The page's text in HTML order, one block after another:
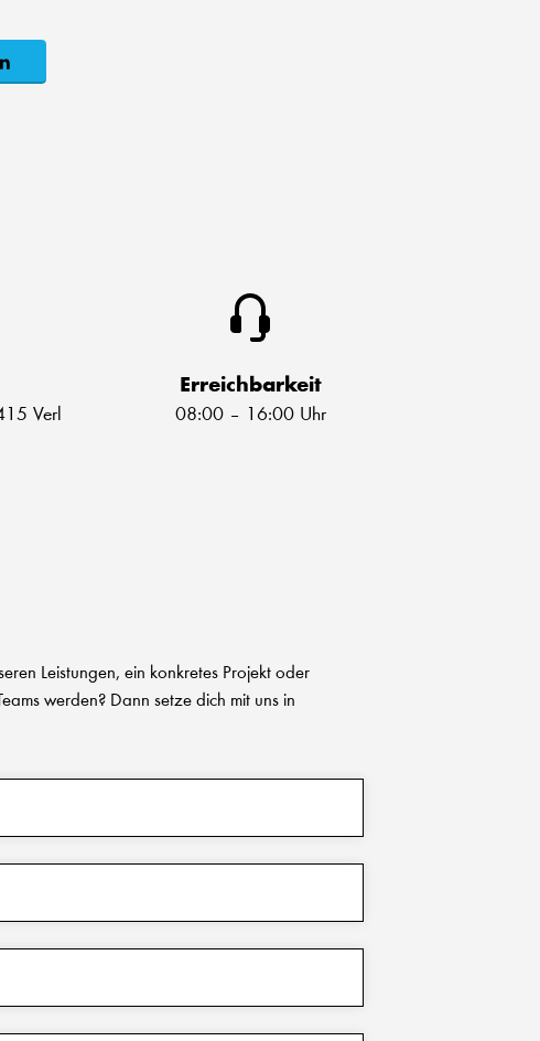
Verl
Erreichbarkeit
08:00 – 16:00 Uhr
Leistungen, ein konkretes Projekt oder
werden? Dann setze dich mit uns in